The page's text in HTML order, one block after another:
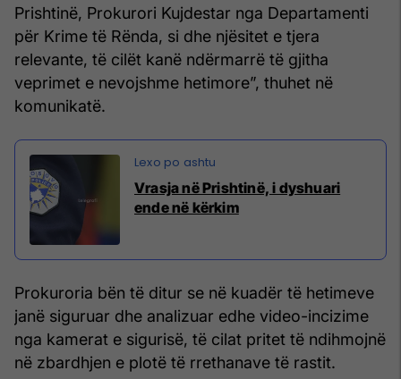
Prishtinë, Prokurori Kujdestar nga Departamenti
për Krime të Rënda, si dhe njësitet e tjera
relevante, të cilët kanë ndërmarrë të gjitha
veprimet e nevojshme hetimore”, thuhet në
komunikatë.
Vrasja në Prishtinë, i dyshuari
ende në kërkim
Prokuroria bën të ditur se në kuadër të hetimeve
janë siguruar dhe analizuar edhe video-incizime
nga kamerat e sigurisë, të cilat pritet të ndihmojnë
në zbardhjen e plotë të rrethanave të rastit.